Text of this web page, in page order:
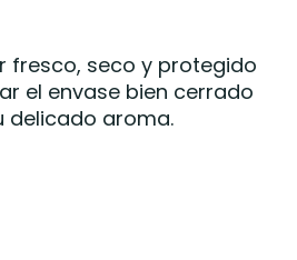
fresco, seco y protegido
el envase bien cerrado
delicado aroma.